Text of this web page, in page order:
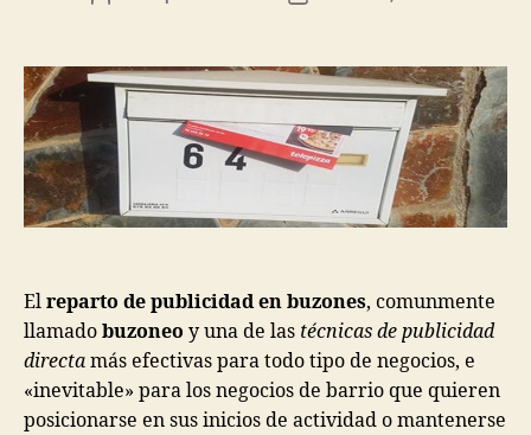
El reparto de publicidad en buzones, comunmente
llamado buzoneo y una de las técnicas de publicidad
directa más efectivas para todo tipo de negocios, e
«inevitable» para los negocios de barrio que quieren
posicionarse en sus inicios de actividad o mantenerse